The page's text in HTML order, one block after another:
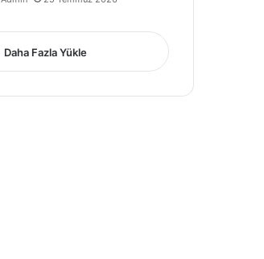
Daha Fazla Yükle